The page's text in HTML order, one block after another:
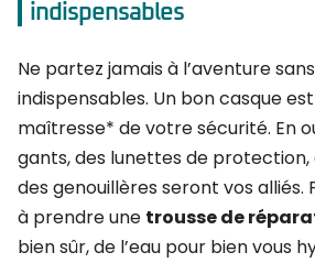
indispensables
Ne partez jamais à l’aventure
indispensables. Un bon casque
maîtresse* de votre sécurité. En
gants, des lunettes de
des genouillères seront vos alliés.
à prendre une trousse de
bien sûr, de l’eau pour bien vous